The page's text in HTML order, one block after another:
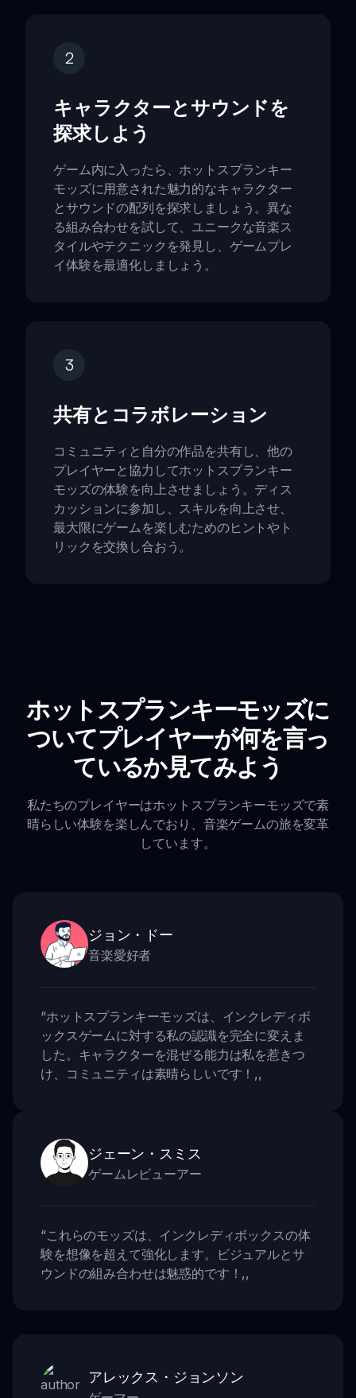
2
キャラクターとサウンドを
探求しよう
ゲーム内に入ったら、ホットスプランキー
モッズに用意された魅力的なキャラクター
とサウンドの配列を探求しましょう。異な
る組み合わせを試して、ユニークな音楽ス
タイルやテクニックを発見し、ゲームプレ
イ体験を最適化しましょう。
3
共有とコラボレーション
コミュニティと自分の作品を共有し、他の
プレイヤーと協力してホットスプランキー
モッズの体験を向上させましょう。ディス
カッションに参加し、スキルを向上させ、
最大限にゲームを楽しむためのヒントやト
リックを交換し合おう。
ホットスプランキーモッズに
ついてプレイヤーが何を言っ
ているか見てみよう
私たちのプレイヤーはホットスプランキーモッズで素
晴らしい体験を楽しんでおり、音楽ゲームの旅を変革
しています。
ジョン・ドー
音楽愛好者
“ホットスプランキーモッズは、インクレディボ
ックスゲームに対する私の認識を完全に変えま
した。キャラクターを混ぜる能力は私を惹きつ
け、コミュニティは素晴らしいです！ ,,
ジェーン・スミス
ゲームレビューアー
“これらのモッズは、インクレディボックスの体
験を想像を超えて強化します。ビジュアルとサ
ウンドの組み合わせは魅惑的です！ ,,
アレックス・ジョンソン